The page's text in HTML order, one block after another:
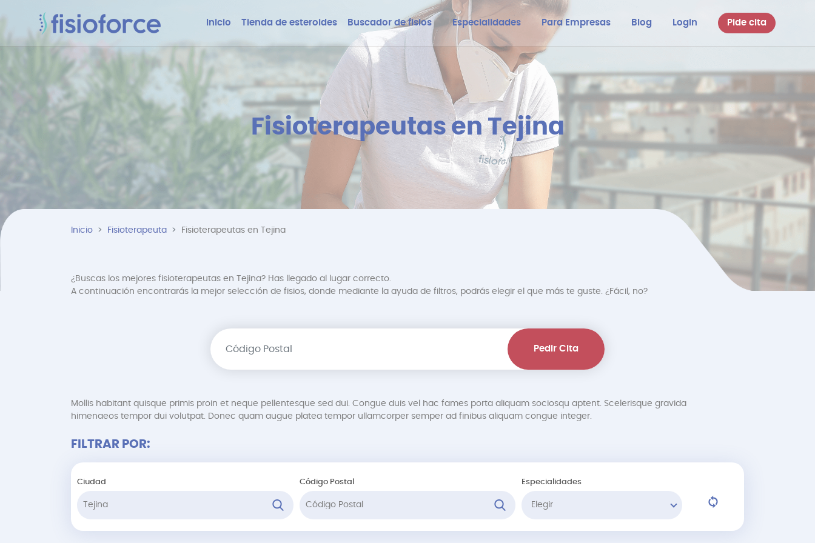
Inicio Tienda de esteroides Buscador de fisios Especialidades Para Empresas Blog Login Pide cita
Fisioterapeutas en Tejina
Inicio Fisioterapeuta Fisioterapeutas en Tejina
¿Buscas los mejores fisioterapeutas en Tejina? Has llegado al lugar correcto.
A continuación encontrarás la mejor selección de fisios, donde mediante la ayuda de filtros, podrás elegir el que más te guste. ¿Fácil, no?
Pedir Cita
Mollis habitant quisque primis proin et neque pellentesque sed dui. Congue duis vel hac fames porta aliquam sociosqu aptent. Scelerisque gravida
himenaeos tempor dui volutpat. Donec quam augue platea tempor ullamcorper semper ad finibus aliquam congue integer.
FILTRAR POR:
Ciudad Código Postal Especialidades
Elegir